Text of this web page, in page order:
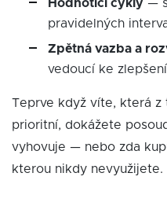
Hodnoticí cykly —
pravidelných
Zpětná vazba a
vedoucí ke zlepšení
Teprve když víte, která z
prioritní, dokážete
vyhovuje — nebo zda
kterou nikdy nevyužijete.